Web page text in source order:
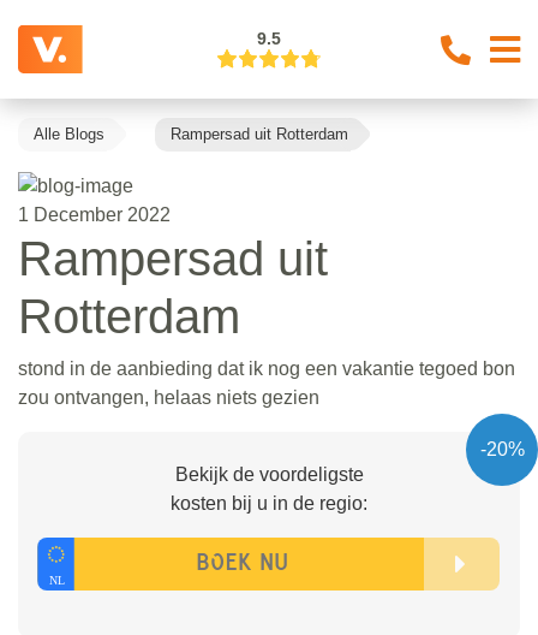
9.5
Alle Blogs Rampersad uit Rotterdam
1 December 2022
Rampersad uit
Rotterdam
stond in de aanbieding dat ik nog een vakantie tegoed bon
zou ontvangen, helaas niets gezien
-20%
Bekijk de voordeligste
kosten bij u in de regio: